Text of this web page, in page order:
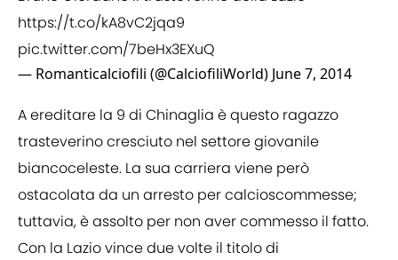
https://t.co/kA8vC2jqa9
pic.twitter.com/7beHx3EXuQ
— Romanticalciofili (@CalciofiliWorld) June 7, 2014
A ereditare la 9 di Chinaglia è questo ragazzo
trasteverino cresciuto nel settore giovanile
biancoceleste. La sua carriera viene però
ostacolata da un arresto per calcioscommesse;
tuttavia, è assolto per non aver commesso il fatto.
Con la Lazio vince due volte il titolo di